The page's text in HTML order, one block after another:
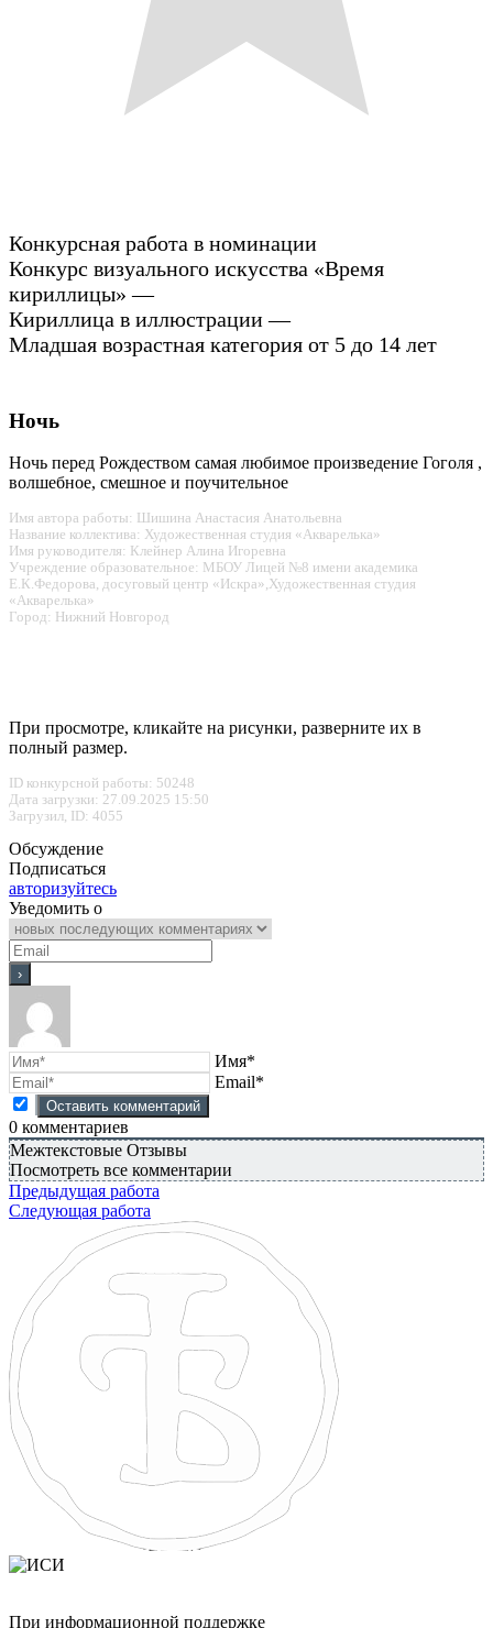
Конкурсная работа в номинации
Конкурс визуального искусства «Время
кириллицы» —
Кириллица в иллюстрации —
Младшая возрастная категория от 5 до 14 лет
Ночь
Ночь перед Рождеством самая любимое произведение Гоголя ,
волшебное, смешное и поучительное
Имя автора работы: Шишина Анастасия Анатольевна
Название коллектива: Художественная студия «Акварелька»
Имя руководителя: Клейнер Алина Игоревна
Учреждение образовательное: МБОУ Лицей №8 имени академика
Е.К.Федорова, досуговый центр «Искра»,Художественная студия
«Акварелька»
Город: Нижний Новгород
При просмотре, кликайте на рисунки, разверните их в
полный размер.
ID конкурсной работы: 50248
Дата загрузки: 27.09.2025 15:50
Загрузил, ID: 4055
Обсуждение
Подписаться
авторизуйтесь
Уведомить о
Имя*
Email*
0 комментариев
Межтекстовые Отзывы
Посмотреть все комментарии
Предыдущая работа
Следующая работа
При информационной поддержке